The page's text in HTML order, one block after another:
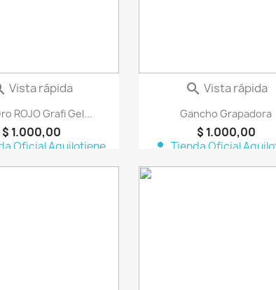
ROJO Grafi Gel...
$ 1.000,00
Oficial Aquilotiene
Vista rápida
Gancho Grapadora
$ 1.000,00
person Tienda Oficial
 Vista rápida